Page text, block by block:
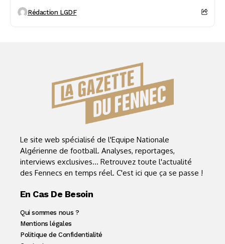
Rédaction LGDF
Le site web spécialisé de l'Equipe Nationale
Algérienne de football. Analyses, reportages,
interviews exclusives... Retrouvez toute l'actualité
des Fennecs en temps réel. C'est ici que ça se passe !
En Cas De Besoin
Qui sommes nous ?
Mentions légales
Politique de Confidentialité